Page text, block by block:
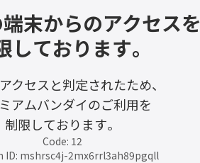
末からのアクセスを
しております。
クセスと判定されたため、
アムバンダイのご利用を
制限しております。
Code: 12
ID: mshrsc4j-2mx6rrl3ah89pgqll